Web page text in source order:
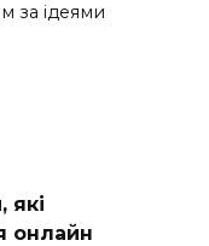
за ідеями
які
онлайн